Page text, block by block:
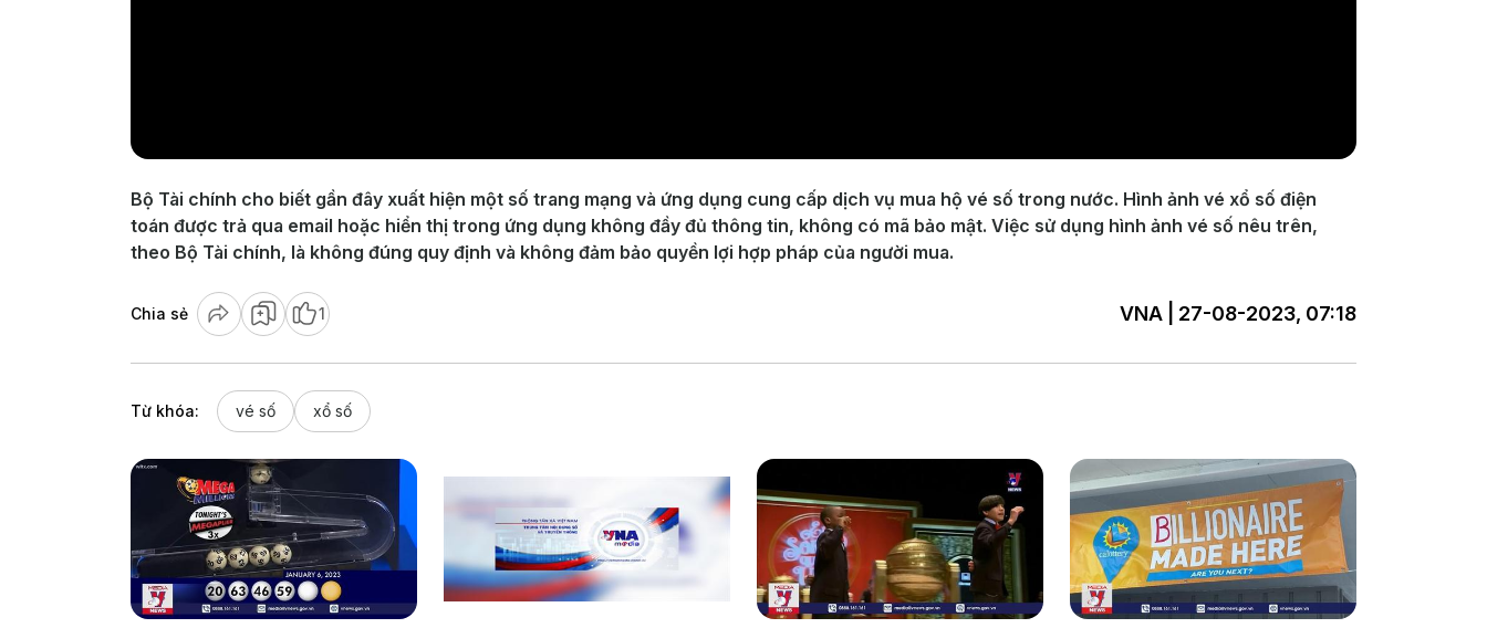
Bộ Tài chính cho biết gần đây xuất hiện một số trang mạng và ứng dụng cung cấp dịch vụ mua hộ vé số trong nước. Hình ảnh vé xổ số điện
toán được trả qua email hoặc hiển thị trong ứng dụng không đầy đủ thông tin, không có mã bảo mật. Việc sử dụng hình ảnh vé số nêu trên,
theo Bộ Tài chính, là không đúng quy định và không đảm bảo quyền lợi hợp pháp của người mua.
Chia sẻ 1 VNA | 27-08-2023, 07:18
Từ khóa: vé số xổ số